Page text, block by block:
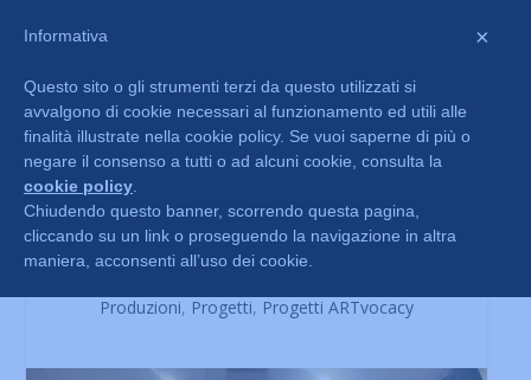
La parola che diventa ritmo
Produzioni, Progetti, Progetti ARTvocacy
×
Informativa
Questo sito o gli strumenti terzi da questo utilizzati si
avvalgono di cookie necessari al funzionamento ed utili alle
finalità illustrate nella cookie policy. Se vuoi saperne di più o
negare il consenso a tutti o ad alcuni cookie, consulta la
cookie policy.
Chiudendo questo banner, scorrendo questa pagina,
cliccando su un link o proseguendo la navigazione in altra
maniera, acconsenti all’uso dei cookie.